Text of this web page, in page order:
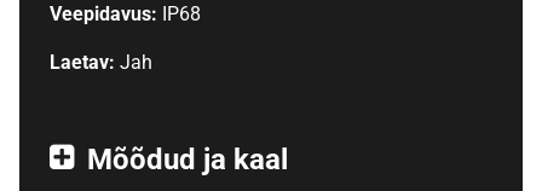
Veepidavus: IP68
Laetav: Jah
Mõõdud ja kaal